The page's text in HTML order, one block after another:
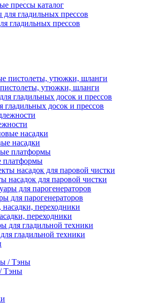
прессы каталог
гладильных прессов
утюжки, шланги
гладильных досок и прессов
насадки
платформы
насадок для паровой чистки
для парогенераторов
переходники
гладильной техники
Тэны